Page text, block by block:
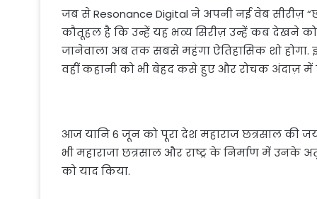
जब से Resonance Digital ने अपनी नई वेब सीरीज़
कौतूहल है कि उन्हें यह भव्य सिरीज़ उन्हें कब देखने को
जानेवाला अब तक सबसे महंगा ऐतिहासिक शो होगा.
वहीं कहानी को भी बेहद कसे हुए और रोचक अंदाज़ में
आज यानि 6 जून को पूरा देश महाराज छत्रसाल की
भी महाराजा छत्रसाल और राष्ट्र के निर्माण में
को याद किया.